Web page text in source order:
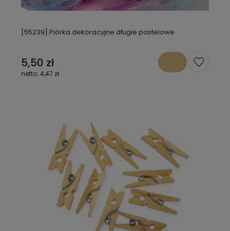
[55239] Piórka dekoracyjne długie pastelowe
5,50 zł
4,47 zł